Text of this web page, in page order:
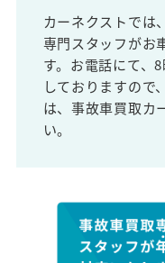
カーネクストでは
専門スタッフがお
す。お電話にて、
しておりますので
は、事故車買取カ
い。